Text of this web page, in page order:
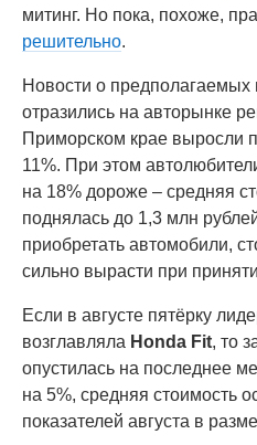
митинг. Но пока, похоже,
решительно.
Новости о предполагаемых
отразились на авторынке
Приморском крае выросли
11%. При этом
на 18% дороже – средняя
поднялась до 1,3 млн
приобретать автомобили,
сильно вырасти при
Если в августе пятёрку
возглавляла Honda Fit, то
опустилась на последнее
на 5%, средняя стоимость
показателей августа в